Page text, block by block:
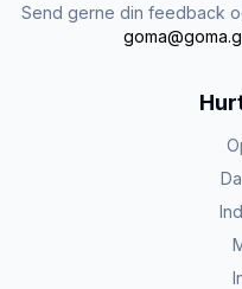
Send gerne din feedback